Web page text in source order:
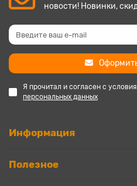
новости! Новинки,
Я прочитал и согласен с
персональных данных
Информация
Полезное